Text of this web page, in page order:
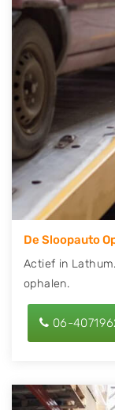
aanvragen? Dat
kenteken in en
Wij kunnen u
eigenlijk alle
Chevrolet,
Kia, Mazda,
Peugeot,
Toyota,
De Sloopauto
Actief in
ophalen.
06-